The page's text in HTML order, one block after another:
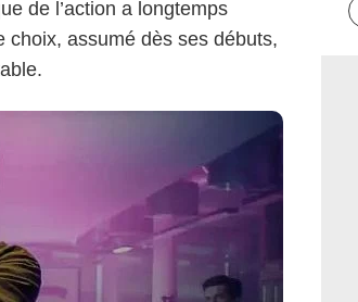
de l’action a longtemps
choix, assumé dès ses débuts,